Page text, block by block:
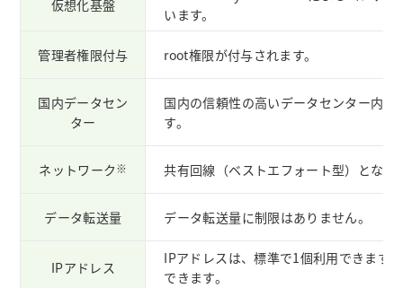
仮想化基盤
います。
管理者権限付与 root権限が付与されます。
国内データセン
ター
国内の信頼性の高いデータセンター内
す。
ネットワーク※ 共有回線（ベストエフォート型）となり
データ転送量 データ転送量に制限はありません。
IPアドレス
IPアドレスは、標準で1個利用できます
できます。